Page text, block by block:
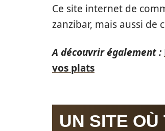
Ce site internet de
zanzibar, mais aussi de
A découvrir également :
vos plats
UN SITE